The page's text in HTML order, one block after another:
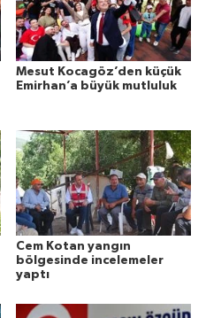
Mesut Kocagöz’den küçük
Emirhan’a büyük mutluluk
Cem Kotan yangın
bölgesinde incelemeler
yaptı